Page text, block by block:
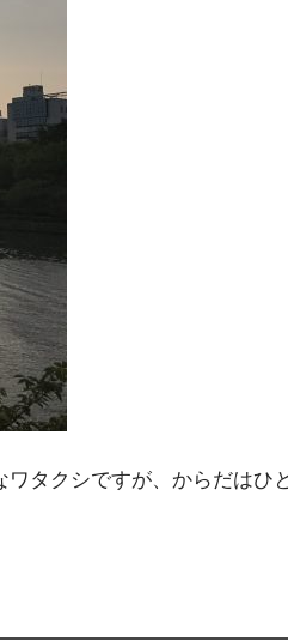
タクシですが、からだはひ